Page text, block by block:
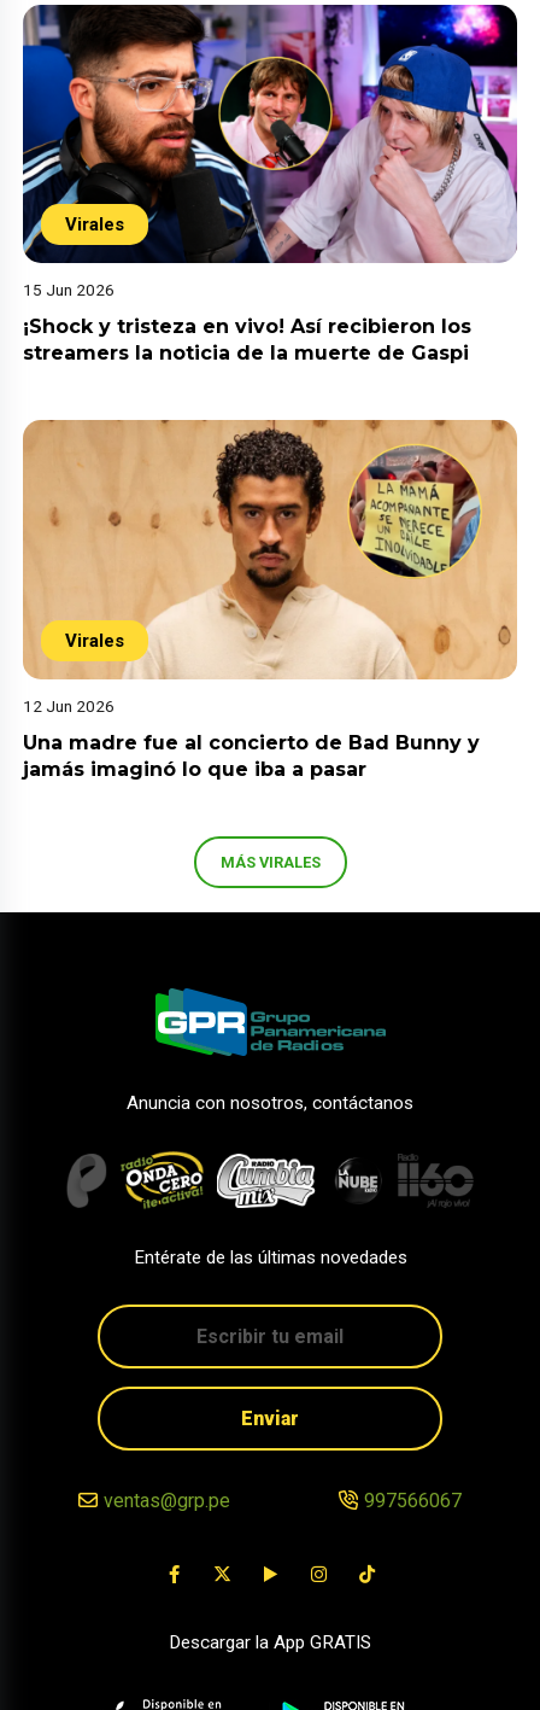
Virales
15 Jun 2026
¡Shock y tristeza en vivo! Así recibieron los
streamers la noticia de la muerte de Gaspi
Virales
12 Jun 2026
Una madre fue al concierto de Bad Bunny y
jamás imaginó lo que iba a pasar
MÁS VIRALES
Anuncia con nosotros, contáctanos
Entérate de las últimas novedades
Enviar
ventas@grp.pe 997566067
Descargar la App GRATIS